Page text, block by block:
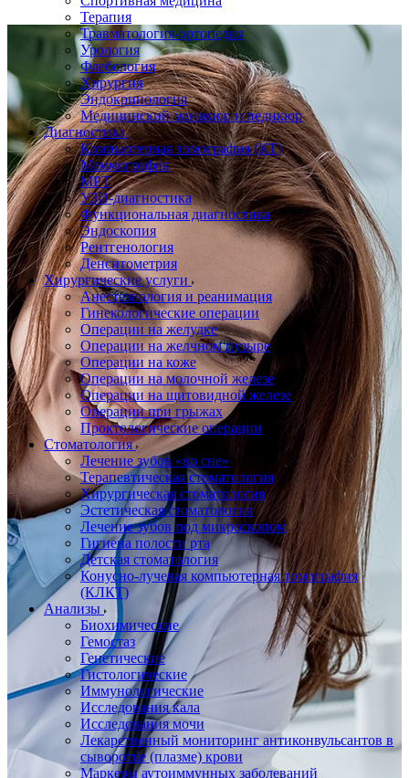
Терапия
Травматология-ортопедия
Урология
Флебология
Хирургия
Эндокринология
Медицинский маникюр и педикюр
Диагностика
Компьютерная томография (КТ)
Маммография
МРТ
УЗИ-диагностика
Функциональная диагностика
Эндоскопия
Рентгенология
Денситометрия
Хирургические услуги
Анестезиология и реанимация
Гинекологические операции
Операции на желудке
Операции на желчном пузыре
Операции на коже
Операции на молочной железе
Операции на щитовидной железе
Операции при грыжах
Проктологические операции
Стоматология
Лечение зубов «во сне»
Терапевтическая стоматология
Хирургическая стоматология
Эстетическая стоматология
Лечение зубов под микроскопом
Гигиена полости рта
Детская стоматология
Конусно-лучевая компьютерная томография
(КЛКТ)
Анализы
Биохимические
Гемостаз
Генетические
Гистологические
Иммунологические
Исследования кала
Исследования мочи
Лекарственный мониторинг антиконвульсантов в
сыворотке (плазме) крови
Маркеры аутоиммунных заболеваний